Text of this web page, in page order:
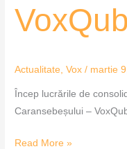
VoxQub
Actualitate ,Vox / martie
Încep lucrările de
Caransebeșului –
Read More »